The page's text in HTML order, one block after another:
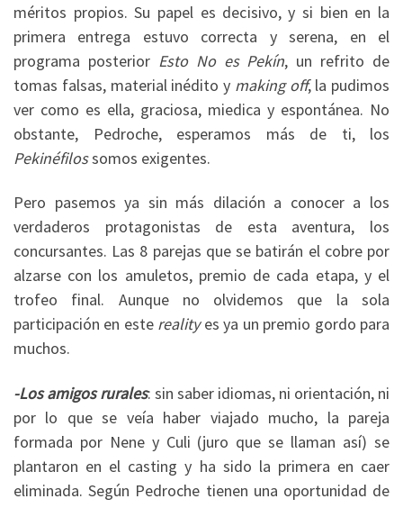
méritos propios. Su papel es decisivo, y si bien en la
primera entrega estuvo correcta y serena, en el
programa posterior Esto No es Pekín, un refrito de
tomas falsas, material inédito y making off, la pudimos
ver como es ella, graciosa, miedica y espontánea. No
obstante, Pedroche, esperamos más de ti, los
Pekinéfilossomos exigentes.
Pero pasemos ya sin más dilación a conocer a los
verdaderos protagonistas de esta aventura, los
concursantes. Las 8 parejas que se batirán el cobre por
alzarse con los amuletos, premio de cada etapa, y el
trofeo final. Aunque no olvidemos que la sola
participación en este realityes ya un premio gordo para
muchos.
-Los amigos rurales: sin saber idiomas, ni orientación, ni
por lo que se veía haber viajado mucho, la pareja
formada por Nene y Culi (juro que se llaman así) se
plantaron en el casting y ha sido la primera en caer
eliminada. Según Pedroche tienen una oportunidad de